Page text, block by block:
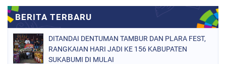
DITANDAI DENTUMAN TAMBUR DAN PLARA FEST,
RANGKAIAN HARI JADI KE 156 KABUPATEN
SUKABUMI DI MULAI